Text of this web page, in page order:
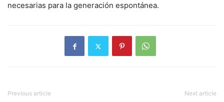
necesarias para la generación espontánea.
Previous article Next article